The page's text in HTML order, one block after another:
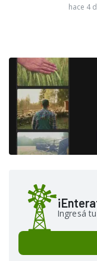
hace 4
Ingresá